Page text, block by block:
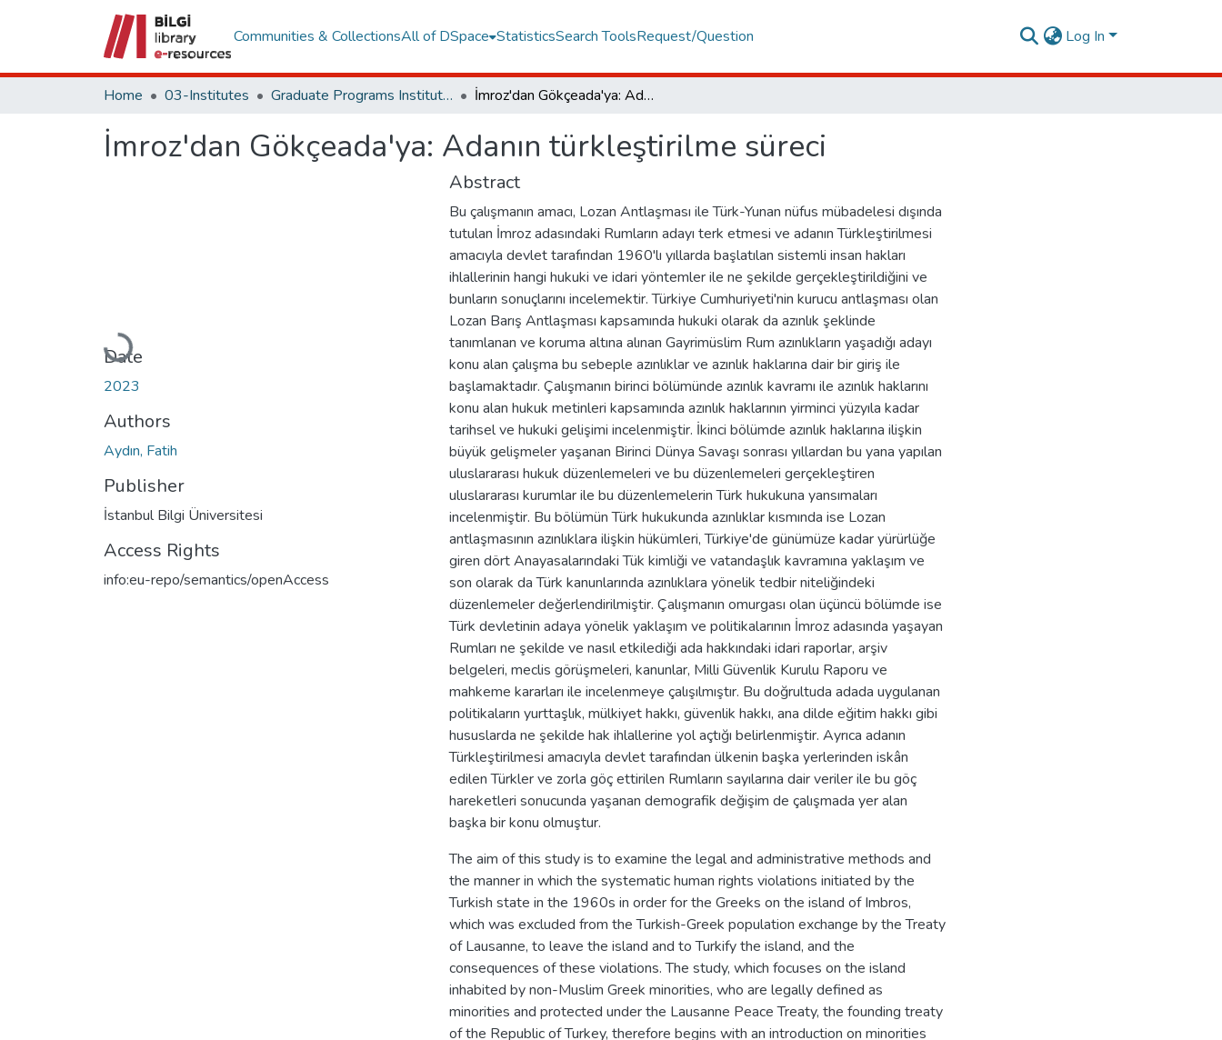
Communities & CollectionsAll of DSpace StatisticsSearch ToolsRequest/Question Log In
Home 03-Institutes Graduate Programs Institute Thesis Collection İmroz'dan Gökçeada'ya: Adanın türkleştirilme süreci
İmroz'dan Gökçeada'ya: Adanın türkleştirilme süreci
Loading...
Date
2023
Authors
Aydın, Fatih
Publisher
İstanbul Bilgi Üniversitesi
Access Rights
info:eu-repo/semantics/openAccess
Abstract
Bu çalışmanın amacı, Lozan Antlaşması ile Türk-Yunan nüfus mübadelesi dışında
tutulan İmroz adasındaki Rumların adayı terk etmesi ve adanın Türkleştirilmesi
amacıyla devlet tarafından 1960'lı yıllarda başlatılan sistemli insan hakları
ihlallerinin hangi hukuki ve idari yöntemler ile ne şekilde gerçekleştirildiğini ve
bunların sonuçlarını incelemektir. Türkiye Cumhuriyeti'nin kurucu antlaşması olan
Lozan Barış Antlaşması kapsamında hukuki olarak da azınlık şeklinde
tanımlanan ve koruma altına alınan Gayrimüslim Rum azınlıkların yaşadığı adayı
konu alan çalışma bu sebeple azınlıklar ve azınlık haklarına dair bir giriş ile
başlamaktadır. Çalışmanın birinci bölümünde azınlık kavramı ile azınlık haklarını
konu alan hukuk metinleri kapsamında azınlık haklarının yirminci yüzyıla kadar
tarihsel ve hukuki gelişimi incelenmiştir. İkinci bölümde azınlık haklarına ilişkin
büyük gelişmeler yaşanan Birinci Dünya Savaşı sonrası yıllardan bu yana yapılan
uluslararası hukuk düzenlemeleri ve bu düzenlemeleri gerçekleştiren
uluslararası kurumlar ile bu düzenlemelerin Türk hukukuna yansımaları
incelenmiştir. Bu bölümün Türk hukukunda azınlıklar kısmında ise Lozan
antlaşmasının azınlıklara ilişkin hükümleri, Türkiye'de günümüze kadar yürürlüğe
giren dört Anayasalarındaki Tük kimliği ve vatandaşlık kavramına yaklaşım ve
son olarak da Türk kanunlarında azınlıklara yönelik tedbir niteliğindeki
düzenlemeler değerlendirilmiştir. Çalışmanın omurgası olan üçüncü bölümde ise
Türk devletinin adaya yönelik yaklaşım ve politikalarının İmroz adasında yaşayan
Rumları ne şekilde ve nasıl etkilediği ada hakkındaki idari raporlar, arşiv
belgeleri, meclis görüşmeleri, kanunlar, Milli Güvenlik Kurulu Raporu ve
mahkeme kararları ile incelenmeye çalışılmıştır. Bu doğrultuda adada uygulanan
politikaların yurttaşlık, mülkiyet hakkı, güvenlik hakkı, ana dilde eğitim hakkı gibi
hususlarda ne şekilde hak ihlallerine yol açtığı belirlenmiştir. Ayrıca adanın
Türkleştirilmesi amacıyla devlet tarafından ülkenin başka yerlerinden iskân
edilen Türkler ve zorla göç ettirilen Rumların sayılarına dair veriler ile bu göç
hareketleri sonucunda yaşanan demografik değişim de çalışmada yer alan
başka bir konu olmuştur.
The aim of this study is to examine the legal and administrative methods and
the manner in which the systematic human rights violations initiated by the
Turkish state in the 1960s in order for the Greeks on the island of Imbros,
which was excluded from the Turkish-Greek population exchange by the Treaty
of Lausanne, to leave the island and to Turkify the island, and the
consequences of these violations. The study, which focuses on the island
inhabited by non-Muslim Greek minorities, who are legally defined as
minorities and protected under the Lausanne Peace Treaty, the founding treaty
of the Republic of Turkey, therefore begins with an introduction on minorities